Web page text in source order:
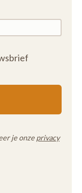
je onze privacy